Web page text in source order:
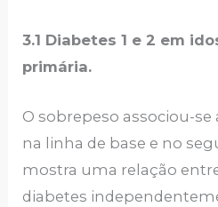
3.1 Diabetes 1 e 2 em
primária.
O sobrepeso associou-
na linha de base e no
mostra uma relação
diabetes